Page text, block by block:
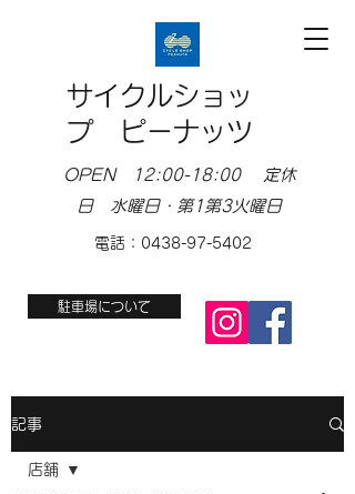
サイクルショッ
プ ピーナッツ
OPEN 12:00-18:00 定休
日 水曜日・第1第3火曜日
電話：0438-97-5402
駐車場について
記事
店舗